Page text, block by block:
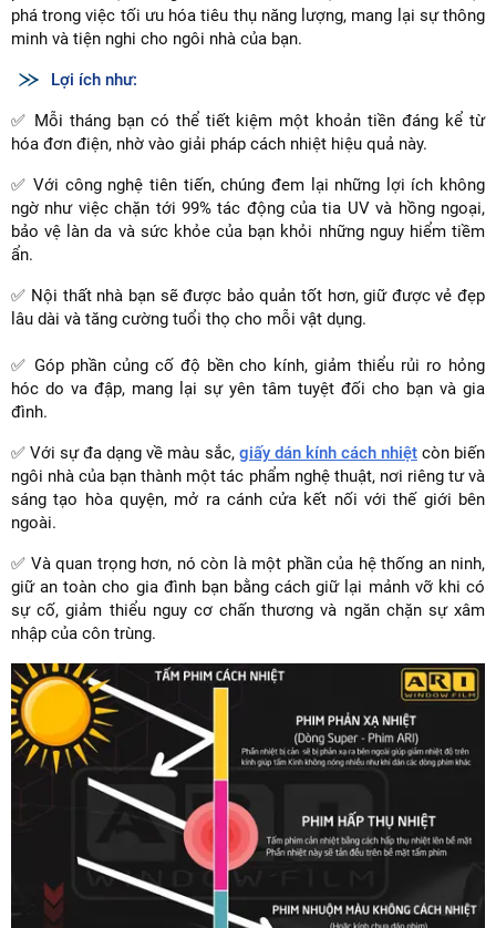
phá trong việc tối ưu hóa tiêu thụ năng lượng, mang lại sự thông
minh và tiện nghi cho ngôi nhà của bạn.
Lợi ích như:
✅ Mỗi tháng bạn có thể tiết kiệm một khoản tiền đáng kể từ
hóa đơn điện, nhờ vào giải pháp cách nhiệt hiệu quả này.
✅ Với công nghệ tiên tiến, chúng đem lại những lợi ích không
ngờ như việc chặn tới 99% tác động của tia UV và hồng ngoại,
bảo vệ làn da và sức khỏe của bạn khỏi những nguy hiểm tiềm
ẩn.
✅ Nội thất nhà bạn sẽ được bảo quản tốt hơn, giữ được vẻ đẹp
lâu dài và tăng cường tuổi thọ cho mỗi vật dụng.
✅ Góp phần củng cố độ bền cho kính, giảm thiểu rủi ro hỏng
hóc do va đập, mang lại sự yên tâm tuyệt đối cho bạn và gia
đình.
✅ Với sự đa dạng về màu sắc, giấy dán kính cách nhiệtcòn biến
ngôi nhà của bạn thành một tác phẩm nghệ thuật, nơi riêng tư và
sáng tạo hòa quyện, mở ra cánh cửa kết nối với thế giới bên
ngoài.
✅ Và quan trọng hơn, nó còn là một phần của hệ thống an ninh,
giữ an toàn cho gia đình bạn bằng cách giữ lại mảnh vỡ khi có
sự cố, giảm thiểu nguy cơ chấn thương và ngăn chặn sự xâm
nhập của côn trùng.